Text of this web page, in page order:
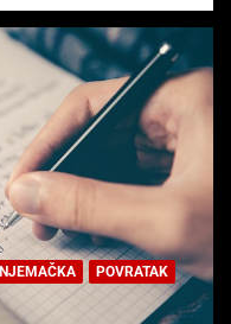
NJEMAČKA
POVRATAK